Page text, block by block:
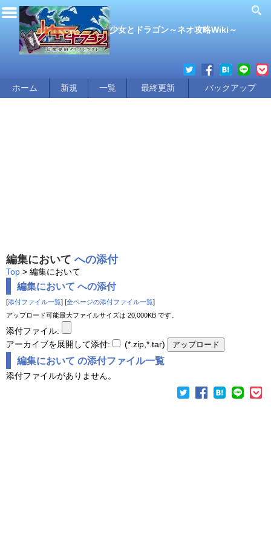
少女とドラゴン～ネオ攻略Wiki～
ホーム 新規 一覧 最終更新 バックアップ
編集において への添付
Top > 編集において
編集において への添付
[添付ファイル一覧] [全ページの添付ファイル一覧]
アップロード可能最大ファイルサイズは 20,000KB です。
添付ファイル:
アーカイブを展開して添付:
(*.zip,*.tar)
編集において の添付ファイル一覧
添付ファイルがありません。